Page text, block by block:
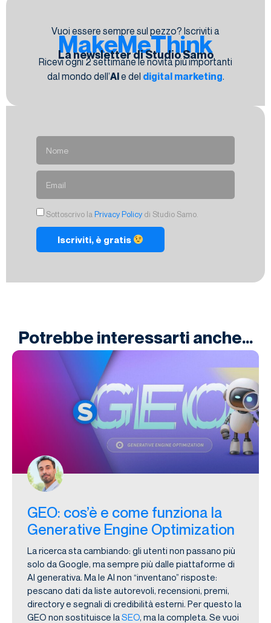
Vuoi essere sempre sul pezzo? Iscriviti a
MakeMeThink
La newsletter di Studio Samo
Ricevi ogni 2 settimane le novità più importanti
dal mondo dell’AIe del digital marketing.
Sottoscrivo la Privacy Policy di Studio Samo.
Iscriviti, è gratis
Potrebbe interessarti anche...
GEO: cos’è e come funziona la
Generative Engine Optimization
La ricerca sta cambiando: gli utenti non passano più
solo da Google, ma sempre più dalle piattaforme di
AI generativa. Ma le AI non “inventano” risposte:
pescano dati da liste autorevoli, recensioni, premi,
directory e segnali di credibilità esterni. Per questo la
GEO non sostituisce la SEO , ma la completa. Se vuoi